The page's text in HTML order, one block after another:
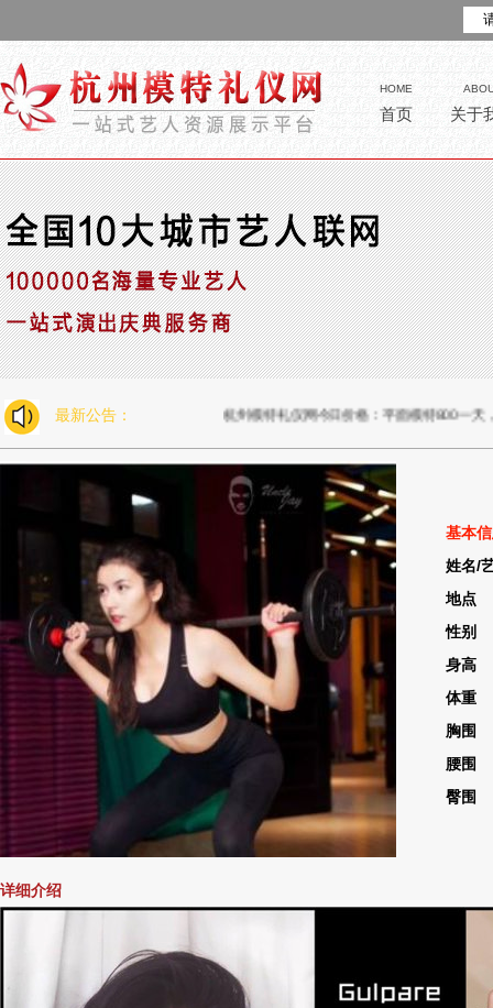
HOME
首页 关于
最新公告： 杭州模特礼仪网今日价格：平面模特800一天，走秀
基本
姓名/
地点
性别
身高
体重
胸围
腰围
臀围
详细介绍